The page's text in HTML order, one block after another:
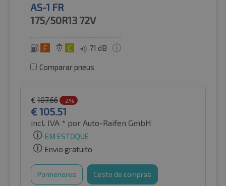
AS-1 FR
175/50R13 72V
F C 71 dB
Comparar pneus
€ 107.66 -2%
€105.51
incl. IVA * por Auto-Raifen GmbH
EM ESTOQUE
Envio gratuito
Pormenores Cesto de compras